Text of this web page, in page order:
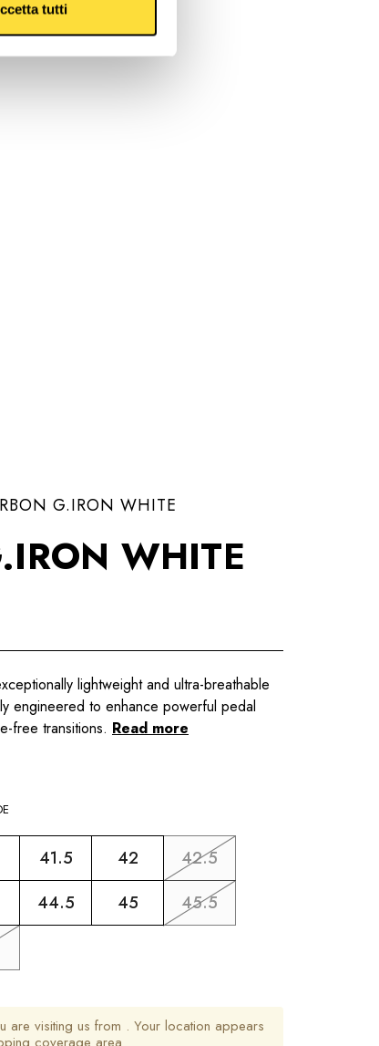
tutti
G.IRON WHITE
WHITE
lightweight and ultra-breathable
engineered to enhance powerful pedal
free transitions. Read more
41.5 42
42.5
44.5 45
45.5
are visiting us from . Your location appears